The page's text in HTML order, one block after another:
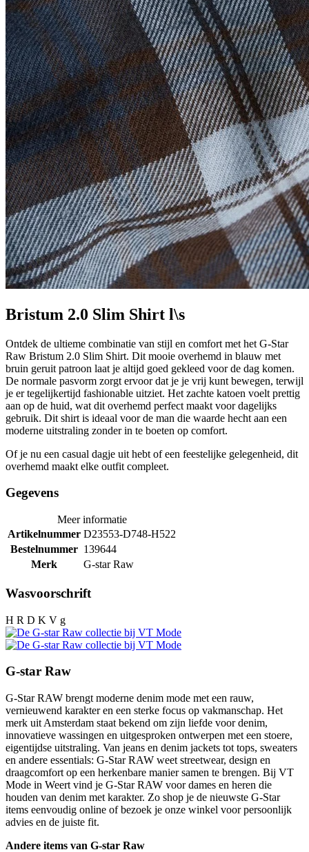
Bristum 2.0 Slim Shirt l\s
Ontdek de ultieme combinatie van stijl en comfort met het G-Star
Raw Bristum 2.0 Slim Shirt. Dit mooie overhemd in blauw met
bruin geruit patroon laat je altijd goed gekleed voor de dag komen.
De normale pasvorm zorgt ervoor dat je je vrij kunt bewegen, terwijl
je er tegelijkertijd fashionable uitziet. Het zachte katoen voelt prettig
aan op de huid, wat dit overhemd perfect maakt voor dagelijks
gebruik. Dit shirt is ideaal voor de man die waarde hecht aan een
moderne uitstraling zonder in te boeten op comfort.
Of je nu een casual dagje uit hebt of een feestelijke gelegenheid, dit
overhemd maakt elke outfit compleet.
Gegevens
Meer informatie
Artikelnummer D23553-D748-H522
Bestelnummer 139644
Merk
G-star Raw
Wasvoorschrift
H R D K V g
G-star Raw
G-Star RAW brengt moderne denim mode met een rauw,
vernieuwend karakter en een sterke focus op vakmanschap. Het
merk uit Amsterdam staat bekend om zijn liefde voor denim,
innovatieve wassingen en uitgesproken ontwerpen met een stoere,
eigentijdse uitstraling. Van jeans en denim jackets tot tops, sweaters
en andere essentials: G-Star RAW weet streetwear, design en
draagcomfort op een herkenbare manier samen te brengen. Bij VT
Mode in Weert vind je G-Star RAW voor dames en heren die
houden van denim met karakter. Zo shop je de nieuwste G-Star
items eenvoudig online of bezoek je onze winkel voor persoonlijk
advies en de juiste fit.
Andere items van G-star Raw